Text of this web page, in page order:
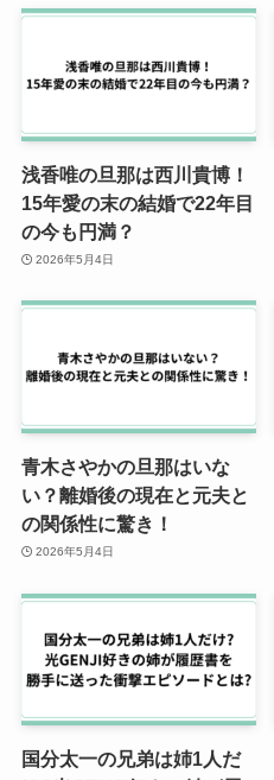
浅香唯の旦那は西川貴博！
15年愛の末の結婚で22年目
の今も円満？
2026年5月4日
青木さやかの旦那はいな
い？離婚後の現在と元夫と
の関係性に驚き！
2026年5月4日
国分太一の兄弟は姉1人だ